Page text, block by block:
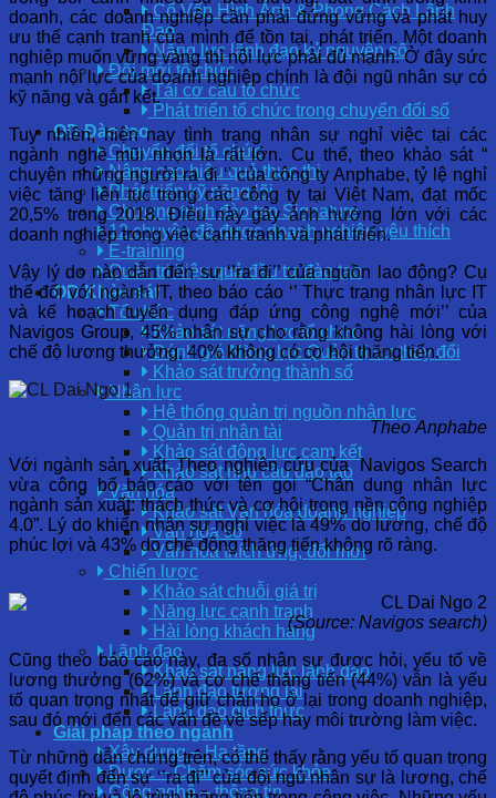
Cố Vấn Hình Ảnh & Phong Cách Lãnh
Đạo
Năng lực lãnh đạo kỷ nguyên số
Đổi mới tổ chức
Tái cơ cấu tổ chức
Phát triển tổ chức trong chuyển đổi số
OD Đào tạo
Chuyển đổi tổ chức
Nâng cao hiệu quả thực thi
Phát triển kỹ năng lõi
Chương trình đào tạo Signature
12 chuyên đề được doanh nghiệp yêu thích
E-training
Quản trị hiệu quả đầu tư đào tạo
OD Khảo sát
Tổ chức
Khảo sát năng lực tổ chức
Đánh giá Năng lực Quản trị sự thay đổi
Khảo sát trưởng thành số
Nhân lực
Hệ thống quản trị nguồn nhân lực
Quản trị nhân tài
Khảo sát động lực cam kết
Khảo sát nhu cầu đào tạo
Văn hóa
Khảo sát Văn hóa doanh nghiệp
Văn hóa số
Văn hóa thích ứng, đổi mới
Chiến lược
Khảo sát chuỗi giá trị
Năng lực cạnh tranh
Hài lòng khách hàng
Lãnh đạo
Khảo sát năng lực lãnh đạo
Lãnh đạo tương lai
Lãnh đạo đích thực
Giải pháp theo ngành
Xây dựng – Hạ tầng
Dược – Chăm sóc sức khỏe
Công nghệ – thông tin
doanh, các doanh nghiệp cần phải đứng vững và phát huy
ưu thế cạnh tranh của mình để tồn tại, phát triển. Một doanh
nghiệp muốn vững vàng thì nội lực phải đủ mạnh. Ở đây sức
mạnh nội lực của doanh nghiệp chính là đội ngũ nhân sự có
kỹ năng và gắn kết.
Tuy nhiên, hiện nay tình trạng nhân sự nghỉ việc tại các
ngành nghề mũi nhọn là rất lớn. Cụ thể, theo khảo sát “
chuyện những người ra đi ‘’ của công ty Anphabe, tỷ lệ nghỉ
việc tăng liên tục trong các công ty tại Việt Nam, đạt mốc
20,5% trong 2018. Điều này gây ảnh hưởng lớn với các
doanh nghiệp trong việc cạnh tranh và phát triển.
Vậy lý do nào dẫn đến sự ‘’ra đi’’ của nguồn lao động? Cụ
thể đối với ngành IT, theo báo cáo ‘’ Thực trạng nhân lực IT
và kế hoạch tuyển dụng đáp ứng công nghệ mới’’ của
Navigos Group, 45% nhân sự cho rằng không hài lòng với
chế độ lương thưởng, 40% không có cơ hội thăng tiến.
Theo Anphabe
Với ngành sản xuất, Theo nghiên cứu củaNavigos Search
vừa công bố báo cáo với tên gọi “Chân dung nhân lực
ngành sản xuất: thách thức và cơ hội trong nền công nghiệp
4.0”. Lý do khiến nhân sự nghỉ việc là 49% do lương, chế độ
phúc lợi và 43% do chế động thăng tiến không rõ ràng.
(Source: Navigos search)
Cũng theo báo cáo này, đa số nhân sự được hỏi, yếu tố về
lương thưởng (62%) và cơ chế thăng tiến (44%) vẫn là yếu
tố quan trọng nhất để giữ chân họ ở lại trong doanh nghiệp,
sau đó mới đến các vấn đề về sếp hay môi trường làm việc.
Từ những dẫn chứng trên, có thể thấy rằng yếu tố quan trọng
quyết định đến sự ‘’ra đi’’ của đội ngũ nhân sự là lương, chế